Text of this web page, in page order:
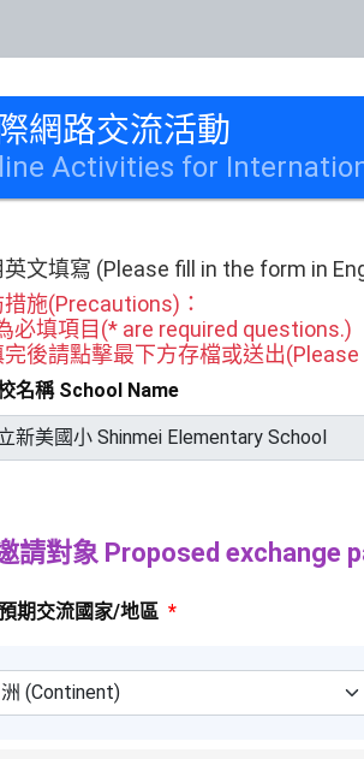
網路交流活動
Activities for
文填寫 (Please fill in the form in
施(Precautions)：
必填項目(* are required questions.)
完後請點擊最下方存檔或送出
名稱 School Name
請對象 Proposed exchange
期交流國家/地區 *